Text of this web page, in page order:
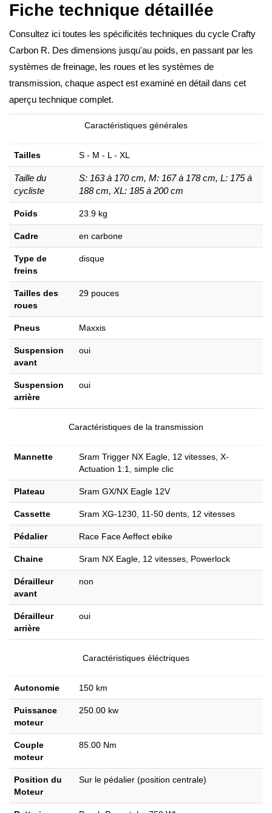
Fiche technique détaillée
Consultez ici toutes les spécificités techniques du cycle Crafty
Carbon R. Des dimensions jusqu'au poids, en passant par les
systèmes de freinage, les roues et les systèmes de
transmission, chaque aspect est examiné en détail dans cet
aperçu technique complet.
Caractéristiques générales
Tailles S - M - L - XL
Taille du
cycliste
S: 163 à 170 cm, M: 167 à 178 cm, L: 175 à
188 cm, XL: 185 à 200 cm
Poids 23.9 kg
Cadre en carbone
Type de
freins
disque
Tailles des
roues
29 pouces
Pneus Maxxis
Suspension
avant
oui
Suspension
arrière
oui
Caractéristiques de la transmission
Mannette
Sram Trigger NX Eagle, 12 vitesses, X-
Actuation 1:1, simple clic
Plateau Sram GX/NX Eagle 12V
Cassette Sram XG-1230, 11-50 dents, 12 vitesses
Pédalier Race Face Aeffect ebike
Chaine Sram NX Eagle, 12 vitesses, Powerlock
Dérailleur
avant
non
Dérailleur
arrière
oui
Caractéristiques éléctriques
Autonomie 150 km
Puissance
moteur
250.00 kw
Couple
moteur
85.00 Nm
Position du
Moteur
Sur le pédalier (position centrale)